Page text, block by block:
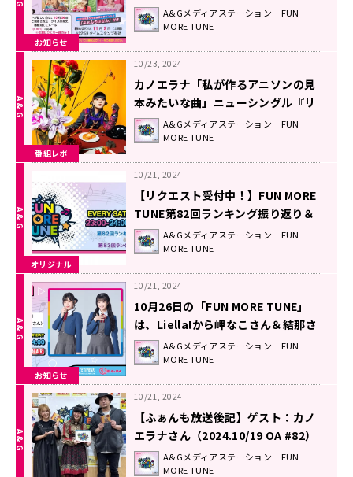
お知らせ
ゼント企画A&Gメディアステーション FUN
MORE TUNE
番組レポ
10/23, 2024
カノエラナ「私が作るアニソンの見
本みたいな曲」ニューシングル『リ
バーシブルベイベー』に込めた想
い！
A&Gメディアステーション FUN
MORE TUNE
オリジナル
10/21, 2024
【リクエスト受付中！】FUN MORE
TUNE第82回ランキング振り返り＆
第83回 注目楽曲紹介
A&Gメディアステーション FUN
MORE TUNE
お知らせ
10/21, 2024
10月26日の「FUN MORE TUNE」
は、Liella!から岬なこさん＆結那さ
んがゲストに生登場！
A&Gメディアステーション FUN
MORE TUNE
10/21, 2024
【ふぁんも放送後記】ゲスト：カノ
エラナさん（2024.10/19 OA #82）
A&Gメディアステーション FUN
MORE TUNE